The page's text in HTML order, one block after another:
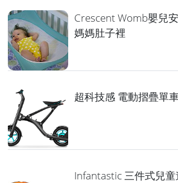
Crescent Womb嬰兒
媽媽肚子裡
超科技感 電動摺疊單
Infantastic 三件式兒